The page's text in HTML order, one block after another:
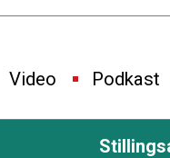
Video Podkast